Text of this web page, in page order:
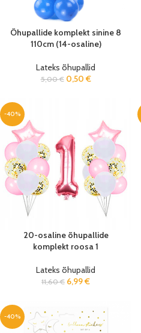
Õhupallide komplekt sinine 8
110cm (14-osaline)
Lateks õhupallid
5,00€ 0,50 €
-40%
20-osaline õhupallide
komplekt roosa 1
Lateks õhupallid
11,60€ 6,99€
-40%